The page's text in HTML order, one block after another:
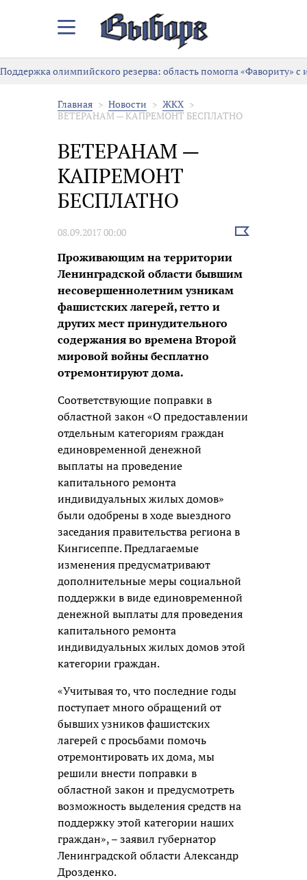
Закрыть/
меню
Поддержка олимпийского резерва: область помогла «Фавориту» с
Главная Новости
ЖКХ
ВЕТЕРАНАМ — КАПРЕМОНТ БЕСПЛАТНО
ВЕТЕРАНАМ —
КАПРЕМОНТ
БЕСПЛАТНО
08.09.2017 00:00
Выбрать
Проживающим на территории
Ленинградской области бывшим
несовершеннолетним узникам
фашистских лагерей, гетто и
других мест принудительного
содержания во времена Второй
мировой войны бесплатно
отремонтируют дома.
Соответствующие поправки в
областной закон «О предоставлении
отдельным категориям граждан
единовременной денежной
выплаты на проведение
капитального ремонта
индивидуальных жилых домов»
были одобрены в ходе выездного
заседания правительства региона в
Кингисеппе. Предлагаемые
изменения предусматривают
дополнительные меры социальной
поддержки в виде единовременной
денежной выплаты для проведения
капитального ремонта
индивидуальных жилых домов этой
категории граждан.
«Учитывая то, что последние годы
поступает много обращений от
бывших узников фашистских
лагерей с просьбами помочь
отремонтировать их дома, мы
решили внести поправки в
областной закон и предусмотреть
возможность выделения средств на
поддержку этой категории наших
граждан», – заявил губернатор
Ленинградской области Александр
Дрозденко.